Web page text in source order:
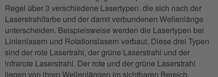
Regel über 3 verschiedene Lasertypen. die sich nach der
Laserstrahlfarbe und der damit verbundenen Wellenlänge
unterscheiden. Beispielsweise werden die Lasertypen bei
Linienlasern und Rotationslasern verbaut. Diese drei Typen
sind der rote Lasertrahl, der grüne Laserstrahl und der
infrarote Laserstrahl. Der rote und der grüne Laserstrahl
liegen von ihren Wellenlängen im sichtbaren Bereich,